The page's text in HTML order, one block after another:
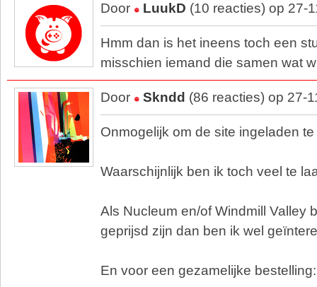
Door LuukD (10 reacties) op 27-
Hmm dan is het ineens toch een
misschien iemand die samen wat
Door Skndd (86 reacties) op 27-
Onmogelijk om de site ingeladen
Waarschijnlijk ben ik toch veel te
Als Nucleum en/of Windmill Valley
geprijsd zijn dan ben ik wel
En voor een gezamelijke